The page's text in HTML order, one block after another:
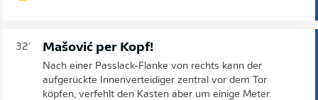
32' Mašović per Kopf!
Nach einer Passlack-Flanke von rechts kann der
aufgerückte Innenverteidiger zentral vor dem Tor
köpfen, verfehlt den Kasten aber um einige Meter.